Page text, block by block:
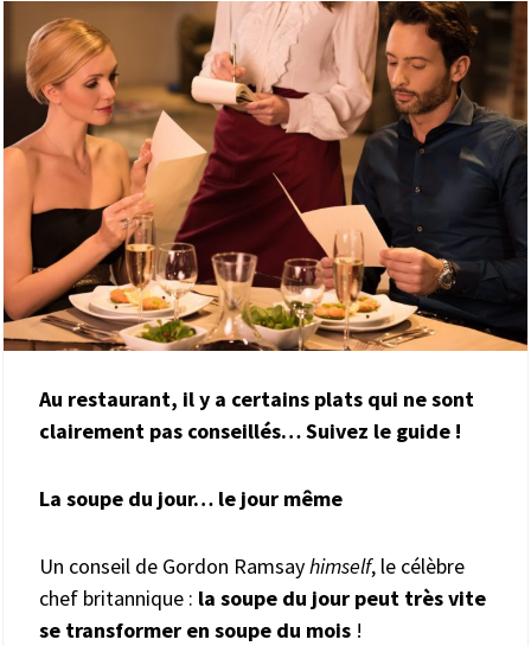
Au restaurant, il y a certains plats qui ne sont
clairement pas conseillés… Suivez le guide !
La soupe du jour… le jour même
Un conseil de Gordon Ramsayhimself, le célèbre
chef britannique : la soupe du jour peut très vite
se transformer en soupe du mois !